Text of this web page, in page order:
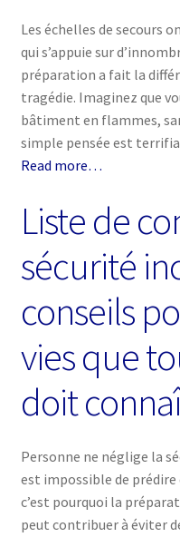
Les échelles de secours
qui s’appuie sur
préparation a fait la
tragédie. Imaginez que
bâtiment en flammes,
simple pensée est
Read more…
Liste de
sécurité
conseils
vies que
doit
Personne ne néglige la
est impossible de prédire
c’est pourquoi la
peut contribuer à éviter